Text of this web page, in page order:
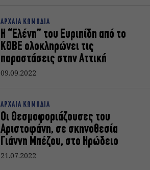
ΑΡΧΑΙΑ ΚΩΜΩΔΙΑ
Η “Ελένη” του Ευριπίδη από το
ΚΘΒΕ ολοκληρώνει τις
παραστάσεις στην Αττική
09.09.2022
ΑΡΧΑΙΑ ΚΩΜΩΔΙΑ
Οι Θεσμοφοριάζουσες του
Αριστοφάνη, σε σκηνοθεσία
Γιάννη Μπέζου, στο Ηρώδειο
21.07.2022